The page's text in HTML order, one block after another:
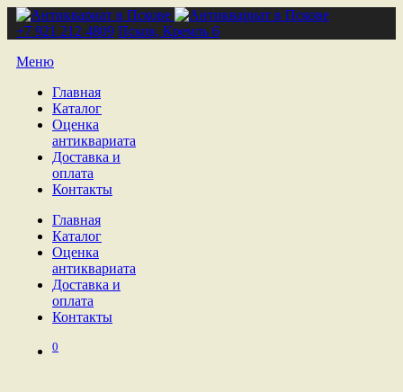
+7 921 212 4809 Псков, Кремль 6
Меню
Главная
Каталог
Оценка
антиквариата
Доставка и
оплата
Контакты
Главная
Каталог
Оценка
антиквариата
Доставка и
оплата
Контакты
0